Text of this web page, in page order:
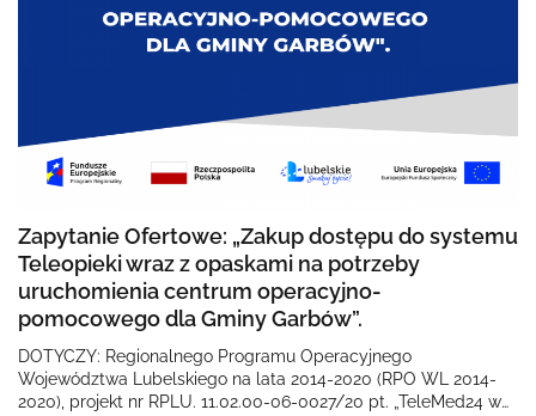
Zapytanie Ofertowe: „Zakup dostępu do systemu
Teleopieki wraz z opaskami na potrzeby
uruchomienia centrum operacyjno-
pomocowego dla Gminy Garbów”.
DOTYCZY: Regionalnego Programu Operacyjnego
Województwa Lubelskiego na lata 2014-2020 (RPO WL 2014-
2020), projekt nr RPLU. 11.02.00-06-0027/20 pt. „TeleMed24 w